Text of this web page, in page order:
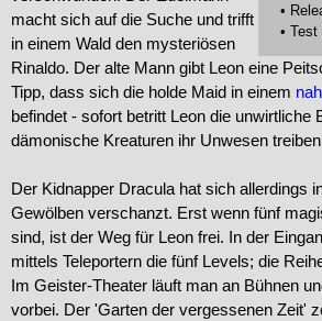
•
•
macht sich auf die Suche und trifft
in einem Wald den mysteriösen
Rinaldo. Der alte Mann gibt Leon eine
Tipp, dass sich die holde Maid in einem
befindet - sofort betritt Leon die unwirtliche
dämonische Kreaturen ihr Unwesen
Der Kidnapper Dracula hat sich allerdings
Gewölben verschanzt. Erst wenn fünf
sind, ist der Weg für Leon frei. In der
mittels Teleportern die fünf Levels; die
Im Geister-Theater läuft man an Bühnen
vorbei. Der 'Garten der vergessenen Zeit'